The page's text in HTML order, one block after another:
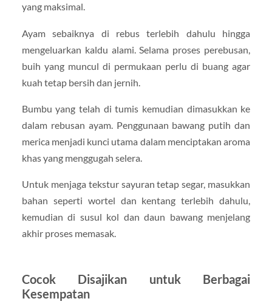
yang maksimal.
Ayam sebaiknya di rebus terlebih dahulu hingga
mengeluarkan kaldu alami. Selama proses perebusan,
buih yang muncul di permukaan perlu di buang agar
kuah tetap bersih dan jernih.
Bumbu yang telah di tumis kemudian dimasukkan ke
dalam rebusan ayam. Penggunaan bawang putih dan
merica menjadi kunci utama dalam menciptakan aroma
khas yang menggugah selera.
Untuk menjaga tekstur sayuran tetap segar, masukkan
bahan seperti wortel dan kentang terlebih dahulu,
kemudian di susul kol dan daun bawang menjelang
akhir proses memasak.
Cocok Disajikan untuk Berbagai
Kesempatan